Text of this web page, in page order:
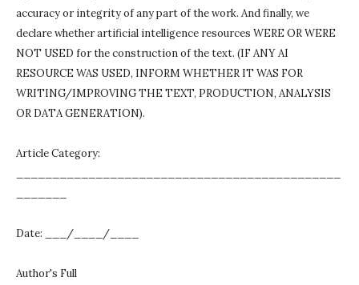
accuracy or integrity of any part of the work. And finally, we
declare whether artificial intelligence resources WERE OR WERE
NOT USED for the construction of the text. (IF ANY AI
RESOURCE WAS USED, INFORM WHETHER IT WAS FOR
WRITING/IMPROVING THE TEXT, PRODUCTION, ANALYSIS
OR DATA GENERATION).
Article Category:
Date: ___/____/____
Author's Full